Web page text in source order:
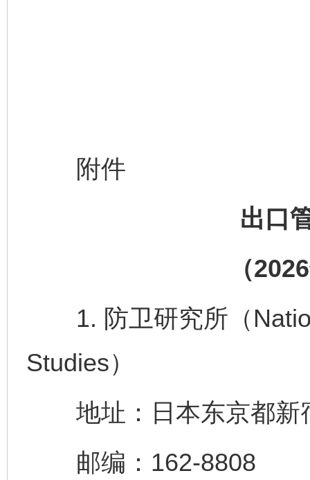
附件
出口
（
1. 防卫研究所（
Studies）
地址：日本东京都新
邮编：162-8808